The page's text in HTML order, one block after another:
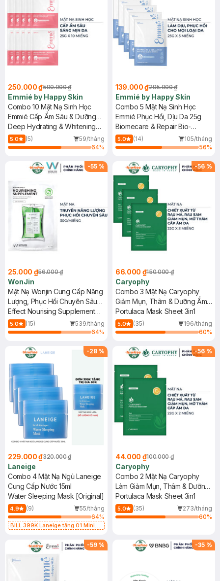
250.000 ₫590.000 ₫
Emmié by Happy Skin
Combo 10 Mặt Nạ Sinh Học
Emmié Cấp Ẩm Sâu & Dưỡng
Sáng Da 25g
Deep Hydrating & Whitening
Bio-Cellulose Mask - Tranx +
8HAs + B3
5.0 (5)
59/tháng
64%
139.000 ₫295.000 ₫
Emmié by Happy Skin
Combo 5 Mặt Nạ Sinh Học
Emmié Phục Hồi, Dịu Da 25g
Biomecare & Repair Bio-
Cellulose Mask - B5 + Peptides
5.0 (14)
105/tháng
56%
-55 %
25.000 ₫56.000 ₫
WonJin
Mặt Nạ Wonjin Cung Cấp Năng
Lượng, Phục Hồi Chuyên Sâu
30g
Effect Nourising Supplement
Concentrated Essence Mask
5.0 (15)
539/tháng
64%
-56 %
66.000 ₫150.000 ₫
Caryophy
Combo 3 Mặt Nạ Caryophy
Giảm Mụn, Thâm & Dưỡng Ẩm
Da 22g
Portulaca Mask Sheet 3in1
5.0 (35)
196/tháng
60%
-28 %
229.000 ₫320.000 ₫
Laneige
Combo 4 Mặt Nạ Ngủ Laneige
Cung Cấp Nước 15ml
Water Sleeping Mask [Original]
4.9 (9)
55/tháng
64%
BILL 399K Laneige tặng 01 Mini
Nước 15ml (SL có hạn)
-56 %
44.000 ₫100.000 ₫
Caryophy
Combo 2 Mặt Nạ Caryophy
Làm Giảm Mụn, Thâm & Dưỡng
Ẩm Da 22g
Portulaca Mask Sheet 3in1
5.0 (35)
273/tháng
60%
-59 % -35 %